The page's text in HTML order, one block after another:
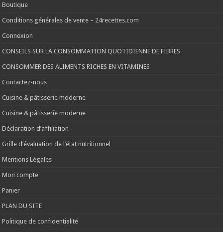
Boutique
Conditions générales de vente – 24recettes.com
Connexion
CONSEILS SUR LA CONSOMMATION QUOTIDIENNE DE FIBRES
CONSOMMER DES ALIMENTS RICHES EN VITAMINES
Contactez-nous
Cuisine & pâtisserie moderne
Cuisine & pâtisserie moderne
Déclaration d’affiliation
Grille d’évaluation de l’état nutritionnel
Mentions Légales
Mon compte
Panier
PLAN DU SITE
Politique de confidentialité